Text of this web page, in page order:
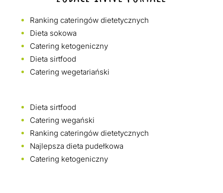
Ranking cateringów dietetycznych
Dieta sokowa
Catering ketogeniczny
Dieta sirtfood
Catering wegetariański
Dieta sirtfood
Catering wegański
Ranking cateringów dietetycznych
Najlepsza dieta pudełkowa
Catering ketogeniczny